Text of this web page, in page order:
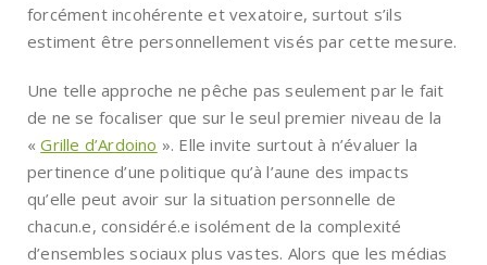
forcément incohérente et vexatoire, surtout s’ils
estiment être personnellement visés par cette mesure.
Une telle approche ne pêche pas seulement par le fait
de ne se focaliser que sur le seul premier niveau de la
«Grille d’Ardoino ». Elle invite surtout à n’évaluer la
pertinence d’une politique qu’à l’aune des impacts
qu’elle peut avoir sur la situation personnelle de
chacun.e, considéré.e isolément de la complexité
d’ensembles sociaux plus vastes. Alors que les médias